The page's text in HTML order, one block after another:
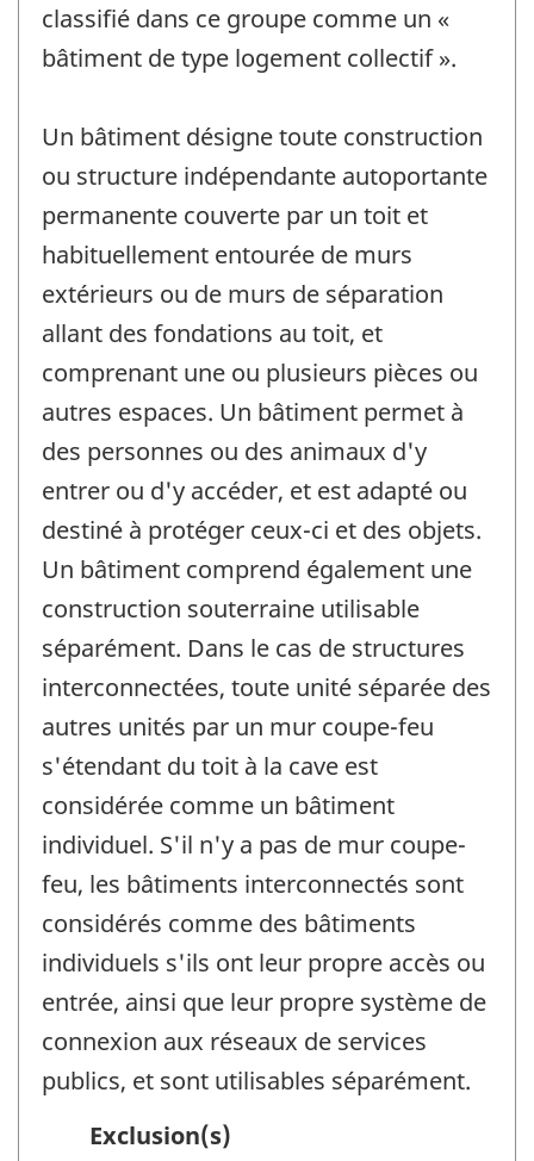
classifié dans ce groupe comme un «
bâtiment de type logement collectif ».
Un bâtiment désigne toute construction
ou structure indépendante autoportante
permanente couverte par un toit et
habituellement entourée de murs
extérieurs ou de murs de séparation
allant des fondations au toit, et
comprenant une ou plusieurs pièces ou
autres espaces. Un bâtiment permet à
des personnes ou des animaux d'y
entrer ou d'y accéder, et est adapté ou
destiné à protéger ceux-ci et des objets.
Un bâtiment comprend également une
construction souterraine utilisable
séparément. Dans le cas de structures
interconnectées, toute unité séparée des
autres unités par un mur coupe-feu
s'étendant du toit à la cave est
considérée comme un bâtiment
individuel. S'il n'y a pas de mur coupe-
feu, les bâtiments interconnectés sont
considérés comme des bâtiments
individuels s'ils ont leur propre accès ou
entrée, ainsi que leur propre système de
connexion aux réseaux de services
publics, et sont utilisables séparément.
Exclusion(s)